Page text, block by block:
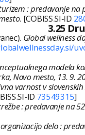
: predavanje
. [COBISS.SI-ID
3.25
Global wellness
modela
Novo mesto, 13. 9.
varnost v
ID 73549315]
: predavanje na
delo :